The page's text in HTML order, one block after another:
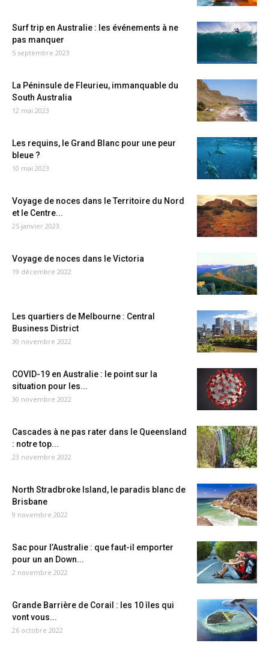
Surf trip en Australie : les événements à ne
pas manquer
5 septembre 2023
La Péninsule de Fleurieu, immanquable du
South Australia
12 mai 2023
Les requins, le Grand Blanc pour une peur
bleue ?
10 mai 2023
Voyage de noces dans le Territoire du Nord
et le Centre...
25 janvier 2023
Voyage de noces dans le Victoria
19 décembre 2022
Les quartiers de Melbourne : Central
Business District
30 novembre 2022
COVID-19 en Australie : le point sur la
situation pour les...
30 novembre 2022
Cascades à ne pas rater dans le Queensland
: notre top...
23 novembre 2022
North Stradbroke Island, le paradis blanc de
Brisbane
9 novembre 2022
Sac pour l’Australie : que faut-il emporter
pour un an Down...
2 novembre 2022
Grande Barrière de Corail : les 10 îles qui
vont vous...
26 octobre 2022